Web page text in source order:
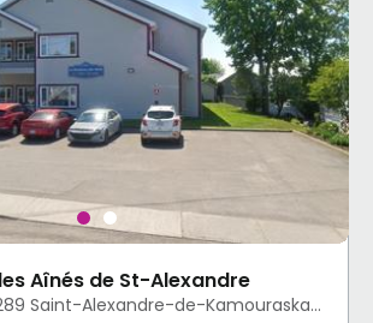
Aînés de St-Alexandre
Saint-Alexandre-de-Kamouraska, QC